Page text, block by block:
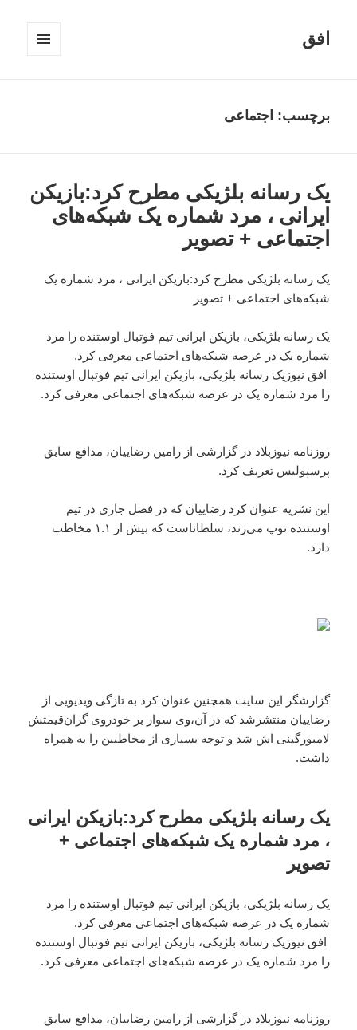
افق
برچسب: اجتماعی
یک رسانه‌ بلژیکی مطرح کرد:بازیکن
ایرانی ، مرد شماره یک شبکه‌های
اجتماعی + تصویر
یک رسانه‌ بلژیکی مطرح کرد:بازیکن ایرانی ، مرد شماره یک
شبکه‌های اجتماعی + تصویر
یک رسانه بلژیکی، بازیکن ایرانی تیم فوتبال اوستنده را مرد
شماره یک در عرصه شبکه‌های اجتماعی معرفی کرد.
افق نیوزیک رسانه بلژیکی، بازیکن ایرانی تیم فوتبال اوستنده
را مرد شماره یک در عرصه شبکه‌های اجتماعی معرفی کرد.
روزنامه نیوزبلاد در گزارشی از رامین رضاییان، مدافع سابق
پرسپولیس تعریف کرد.
این نشریه عنوان کرد رضاییان که در فصل جاری در تیم
اوستنده توپ می‌زند، سلطاناست که بیش از ۱.۱ مخاطب
دارد.
گزارشگر این سایت همچنین عنوان کرد به تازگی ویدیویی از
رضاییان منتشرشد که در آن،‌وی سوار بر خودروی گران‌قیمتش
لامبورگینی اش شد و توجه بسیاری از مخاطبین را به همراه
داشت.
یک رسانه‌ بلژیکی مطرح کرد:بازیکن ایرانی
، مرد شماره یک شبکه‌های اجتماعی +
تصویر
یک رسانه بلژیکی، بازیکن ایرانی تیم فوتبال اوستنده را مرد
شماره یک در عرصه شبکه‌های اجتماعی معرفی کرد.
افق نیوزیک رسانه بلژیکی، بازیکن ایرانی تیم فوتبال اوستنده
را مرد شماره یک در عرصه شبکه‌های اجتماعی معرفی کرد.
روزنامه نیوزبلاد در گزارشی از رامین رضاییان، مدافع سابق